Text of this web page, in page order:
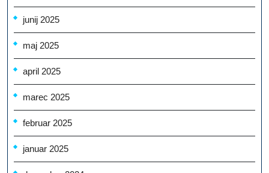
junij 2025
maj 2025
april 2025
marec 2025
februar 2025
januar 2025